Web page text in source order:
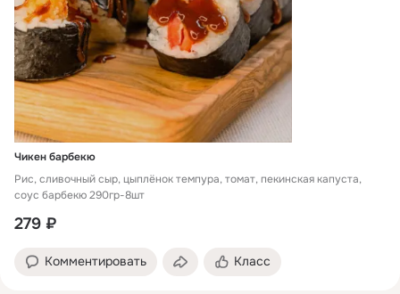
Чикен барбекю
Рис, сливочный сыр, цыплёнок темпура, томат, пекинская капуста,
соус барбекю 290гр-8шт
279 ₽
Комментировать Класс